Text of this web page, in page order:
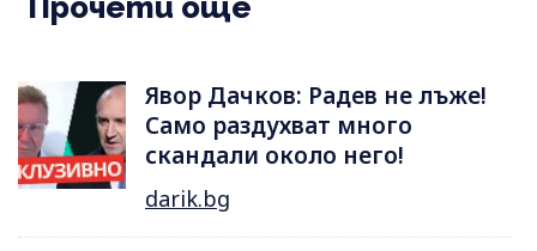
Прочети още
Явор Дачков: Радев не лъже!
Само раздухват много
скандали около него!
darik.bg